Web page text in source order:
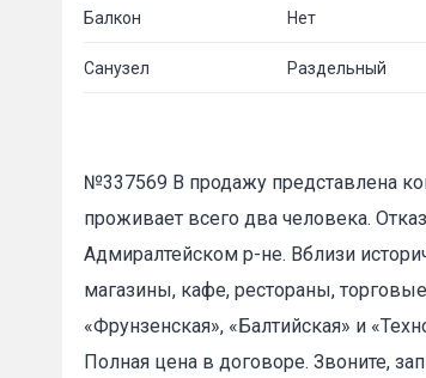
Балкон Нет
Санузел Раздельный
№337569 В продажу представлена
проживает всего два человека.
Адмиралтейском р-не. Вблизи
магазины, кафе, рестораны,
«Фрунзенская», «Балтийская» и
Полная цена в договоре. Звоните,